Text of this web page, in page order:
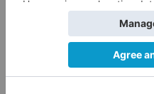
BurgosNoticias - El diario digital de Burgos